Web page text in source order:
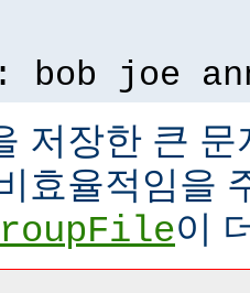
bob joe
저장한 큰
효율적임을
이